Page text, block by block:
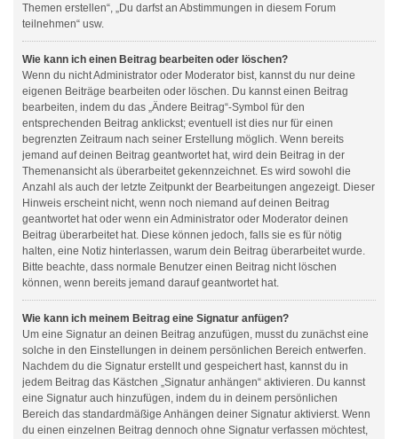
Themen erstellen“, „Du darfst an Abstimmungen in diesem Forum
teilnehmen“ usw.
Wie kann ich einen Beitrag bearbeiten oder löschen?
Wenn du nicht Administrator oder Moderator bist, kannst du nur deine
eigenen Beiträge bearbeiten oder löschen. Du kannst einen Beitrag
bearbeiten, indem du das „Ändere Beitrag“-Symbol für den
entsprechenden Beitrag anklickst; eventuell ist dies nur für einen
begrenzten Zeitraum nach seiner Erstellung möglich. Wenn bereits
jemand auf deinen Beitrag geantwortet hat, wird dein Beitrag in der
Themenansicht als überarbeitet gekennzeichnet. Es wird sowohl die
Anzahl als auch der letzte Zeitpunkt der Bearbeitungen angezeigt. Dieser
Hinweis erscheint nicht, wenn noch niemand auf deinen Beitrag
geantwortet hat oder wenn ein Administrator oder Moderator deinen
Beitrag überarbeitet hat. Diese können jedoch, falls sie es für nötig
halten, eine Notiz hinterlassen, warum dein Beitrag überarbeitet wurde.
Bitte beachte, dass normale Benutzer einen Beitrag nicht löschen
können, wenn bereits jemand darauf geantwortet hat.
Wie kann ich meinem Beitrag eine Signatur anfügen?
Um eine Signatur an deinen Beitrag anzufügen, musst du zunächst eine
solche in den Einstellungen in deinem persönlichen Bereich entwerfen.
Nachdem du die Signatur erstellt und gespeichert hast, kannst du in
jedem Beitrag das Kästchen „Signatur anhängen“ aktivieren. Du kannst
eine Signatur auch hinzufügen, indem du in deinem persönlichen
Bereich das standardmäßige Anhängen deiner Signatur aktivierst. Wenn
du einen einzelnen Beitrag dennoch ohne Signatur verfassen möchtest,